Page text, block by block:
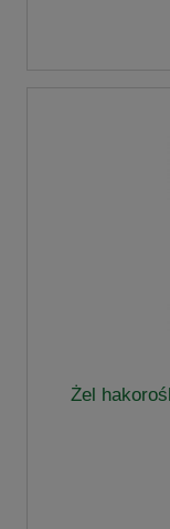
Żel